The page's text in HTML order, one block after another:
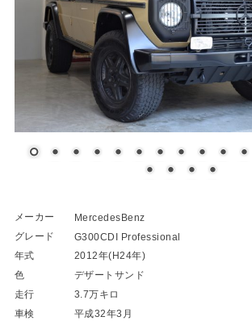
メーカー
MercedesBenz
グレード
G300CDI Professional
年式
2012年(H24年)
色
デザートサンド
走行
3.7万キロ
車検
平成32年3月